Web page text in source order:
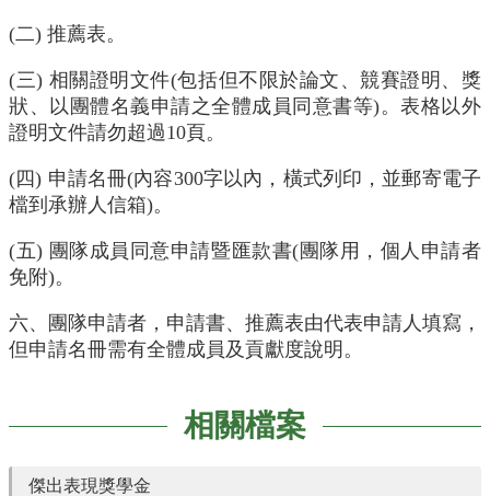
換
生
資
訊
載
專
系
友
專
區
資
(二) 推薦表。
(三) 相關證明文件(包括但不限於論文、競賽證明、獎
狀、以團體名義申請之全體成員同意書等)。表格以外
證明文件請勿超過10頁。
(四) 申請名冊(內容300字以內，橫式列印，並郵寄電子
檔到承辦人信箱)。
(五) 團隊成員同意申請暨匯款書(團隊用，個人申請者
免附)。
六、團隊申請者，申請書、推薦表由代表申請人填寫，
但申請名冊需有全體成員及貢獻度說明。
相關檔案
傑出表現獎學金